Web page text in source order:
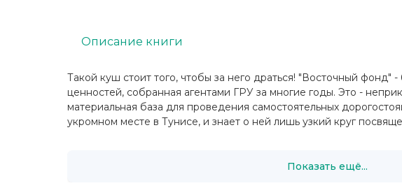
Такой куш стоит того, чтобы за него драться! "Восточный фонд"
ценностей, собранная агентами ГРУ за многие годы. Это -
материальная база для проведения самостоятельных
укромном месте в Тунисе, и знает о ней лишь узкий круг
Показать ещё...
Описание книги